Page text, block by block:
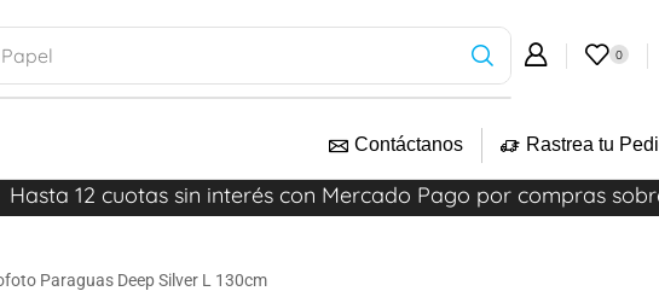
0
Contáctanos Rastrea tu
Hasta 12 cuotas sin interés con Mercado Pago por compras
Paraguas Deep Silver L 130cm